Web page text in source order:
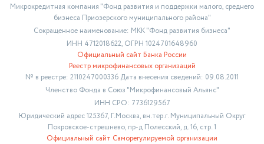
Микрокредитная компания "Фонд развития и поддержки малого, среднего
бизнеса Приозерского муниципального района"
Сокращенное наименование: МКК "Фонд развития бизнеса"
ИНН 4712018622, ОГРН 1024701648960
Официальный сайт Банка России
Реестр микрофинансовых организаций
№ в реестре: 2110247000336 Дата внесения сведений: 09.08.2011
Членство Фонда в Союз "Микрофинансовый Альянс"
ИНН СРО: 7736129567
Юридический адрес 125367, Г.Москва, вн.тер.г. Муниципальный Округ
Покровское-стрешнево, пр-д Полесский, д. 16, стр. 1
Официальный сайт Саморегулируемой организации